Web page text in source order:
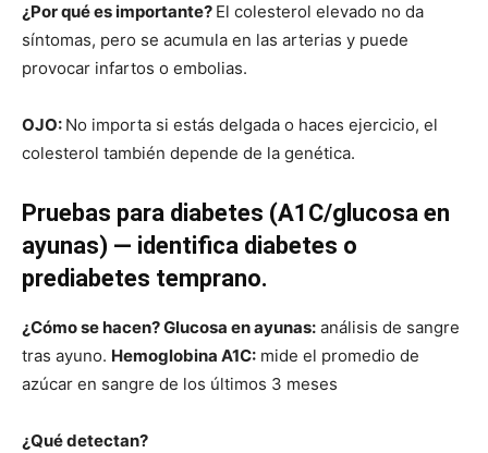
¿Por qué es importante? El colesterol elevado no da
síntomas, pero se acumula en las arterias y puede
provocar infartos o embolias.
OJO: No importa si estás delgada o haces ejercicio, el
colesterol también depende de la genética.
Pruebas para diabetes (A1C/glucosa en
ayunas) — identifica diabetes o
prediabetes temprano.
¿Cómo se hacen?Glucosa en ayunas: análisis de sangre
tras ayuno. Hemoglobina A1C: mide el promedio de
azúcar en sangre de los últimos 3 meses
¿Qué detectan?